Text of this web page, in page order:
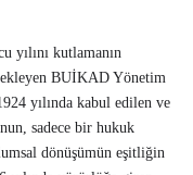
yılını kutlamanın
ekleyen BUİKAD Yönetim
yılında kabul edilen ve
sadece bir hukuk
dönüşümün eşitliğin